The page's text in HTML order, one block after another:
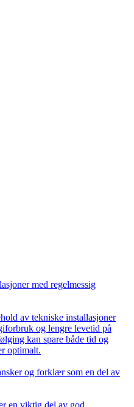
med regelmessig
av tekniske installasjoner
og lengre levetid på
kan spare både tid og
optimalt.
og forklær som en del av